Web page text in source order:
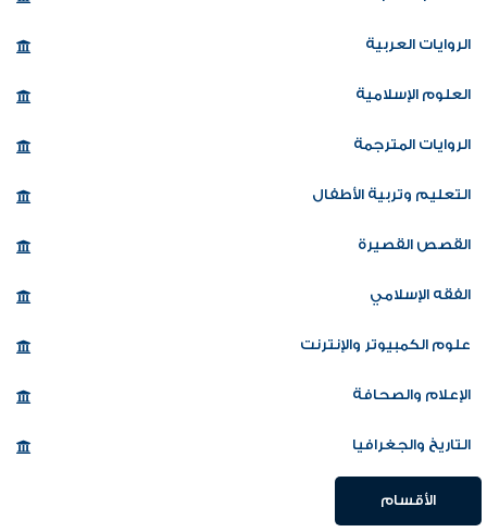
الروايات العربية
العلوم الإسلامية
الروايات المترجمة
التعليم وتربية الأطفال
القصص القصيرة
الفقه الإسلامي
علوم الكمبيوتر والإنترنت
الإعلام والصحافة
التاريخ والجغرافيا
الأقسام